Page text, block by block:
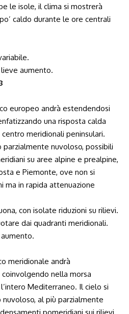
le isole, il clima si mostrerà
caldo durante le ore centrali
aumento.
europeo andrà estendendosi
una risposta calda
meridionali peninsulari.
nuvoloso, possibili
su aree alpine e prealpine,
e Piemonte, ove non si
ma in rapida attenuazione
con isolate riduzioni su rilievi.
dai quadranti meridionali.
meridionale andrà
nella morsa
Mediterraneo. Il cielo si
al più parzialmente